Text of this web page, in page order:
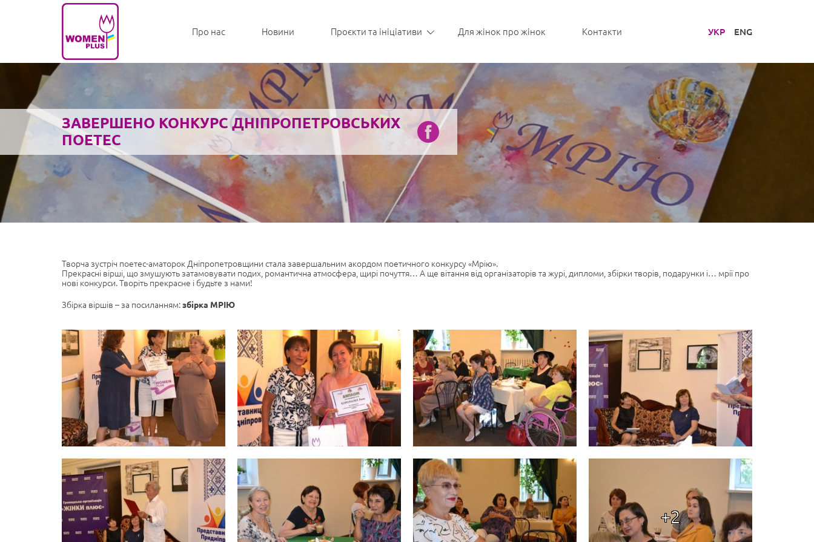
ЗАВЕРШЕНО КОНКУРС ДНІПРОПЕТРОВСЬКИХ
ПОЕТЕС
Творча зустріч поетес-аматорок Дніпропетровщини стала завершальним акордом поетичного конкурсу «Мрію».
Прекрасні вірші, що змушують затамовувати подих, романтична атмосфера, щирі почуття… А ще вітання від організаторів та журі, дипломи, збірки творів, подарунки і… мрії про
нові конкурси. Творіть прекрасне і будьте з нами!
Збірка віршів – за посиланням:збірка МРІЮ
+2
Про нас Новини Проєкти та ініціативи Для жінок про жінок Контакти УКР ENG